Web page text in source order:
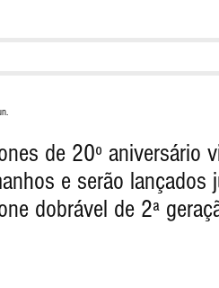
de 20º aniversário
e serão lançados
dobrável de 2ª